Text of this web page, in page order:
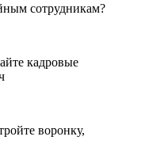
сотрудникам?
кадровые
воронку,